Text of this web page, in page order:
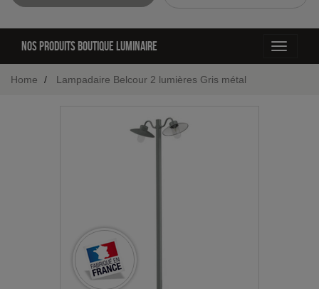
Toggle
Nos produits boutique luminaire
Home Lampadaire Belcour 2 lumières Gris métal